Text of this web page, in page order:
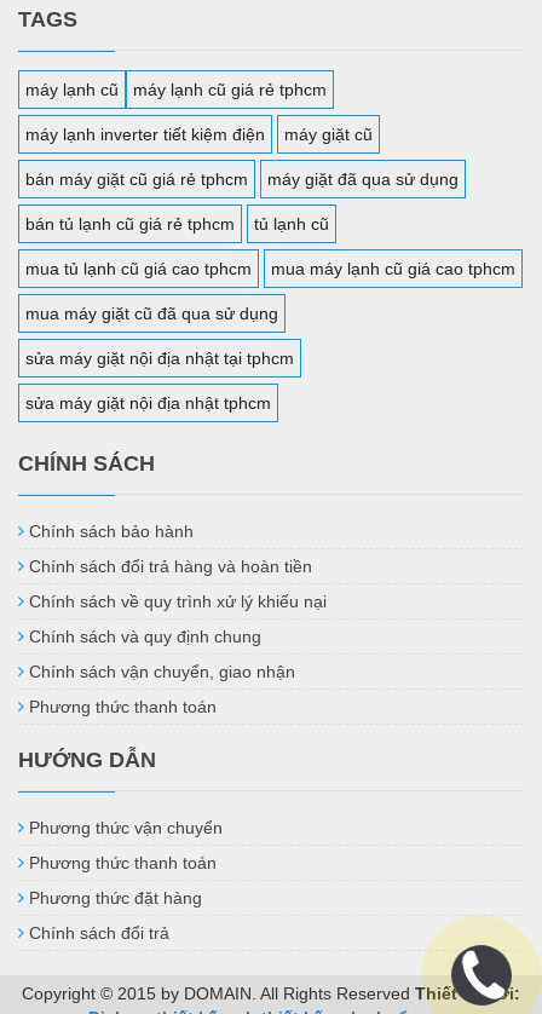
TAGS
máy lạnh cũ máy lạnh cũ giá rẻ tphcm
máy lạnh inverter tiết kiệm điện máy giặt cũ
bán máy giặt cũ giá rẻ tphcm máy giặt đã qua sử dụng
bán tủ lạnh cũ giá rẻ tphcm tủ lạnh cũ
mua tủ lạnh cũ giá cao tphcm mua máy lạnh cũ giá cao tphcm
mua máy giặt cũ đã qua sử dụng
sửa máy giặt nội địa nhật tại tphcm
sửa máy giặt nội địa nhật tphcm
CHÍNH SÁCH
Chính sách bảo hành
Chính sách đổi trả hàng và hoàn tiền
Chính sách về quy trình xử lý khiếu nại
Chính sách và quy định chung
Chính sách vận chuyển, giao nhận
Phương thức thanh toán
HƯỚNG DẪN
Phương thức vận chuyển
Phương thức thanh toán
Phương thức đặt hàng
Chính sách đổi trả
Copyright © 2015 by DOMAIN. All Rights Reserved Thiết kế bởi: